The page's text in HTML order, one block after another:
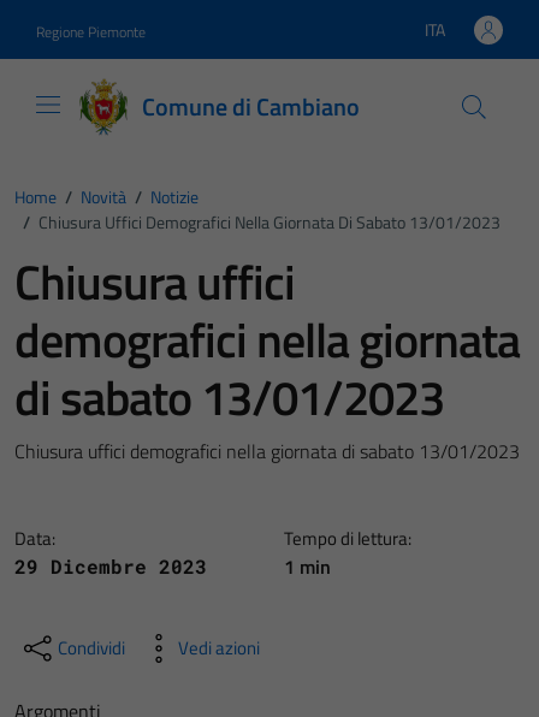
Regione Piemonte Lingua attiva:
ITA
Comune di Cambiano
Home / Novità / Notizie
/ Chiusura Uffici Demografici Nella Giornata Di Sabato 13/01/2023
Chiusura uffici
demografici nella giornata
di sabato 13/01/2023
Chiusura uffici demografici nella giornata di sabato 13/01/2023
Data:
29 Dicembre 2023
Tempo di lettura:
1 min
Condividi Vedi azioni
Argomenti